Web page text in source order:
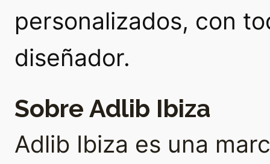
personalizados, con
diseñador.
Sobre Adlib Ibiza
Adlib Ibiza es una